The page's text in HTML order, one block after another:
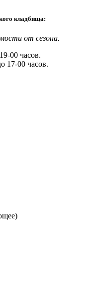
кладбища:
от сезона.
00 часов.
17-00 часов.